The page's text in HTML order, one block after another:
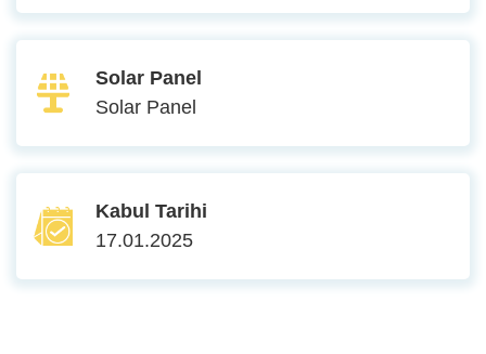
Solar Panel
Solar Panel
Kabul Tarihi
17.01.2025